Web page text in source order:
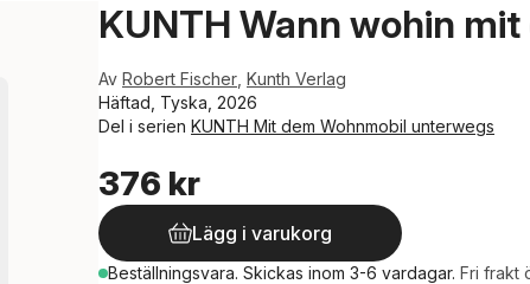
KUNTH Wann wohin
Av Robert Fischer Kunth Verlag
Häftad, Tyska, 2026
Del i serien KUNTH Mit dem Wohnmobil unterwegs
376 kr
Lägg i varukorg
Beställningsvara. Skickas inom 3-6 vardagar. Fri frakt